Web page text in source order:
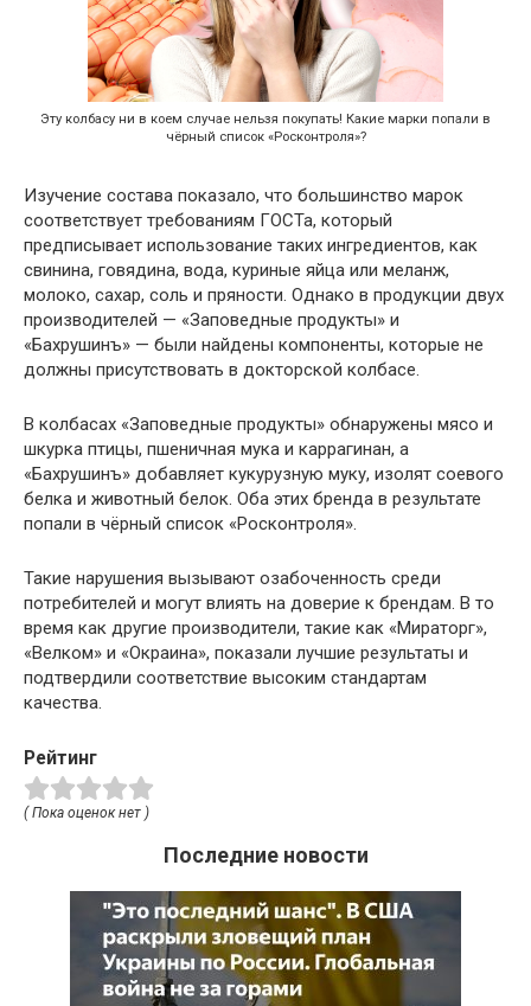
Эту колбасу ни в коем случае нельзя покупать! Какие марки попали в
чёрный список «Росконтроля»?
Изучение состава показало, что большинство марок
соответствует требованиям ГОСТа, который
предписывает использование таких ингредиентов, как
свинина, говядина, вода, куриные яйца или меланж,
молоко, сахар, соль и пряности. Однако в продукции двух
производителей — «Заповедные продукты» и
«Бахрушинъ» — были найдены компоненты, которые не
должны присутствовать в докторской колбасе.
В колбасах «Заповедные продукты» обнаружены мясо и
шкурка птицы, пшеничная мука и каррагинан, а
«Бахрушинъ» добавляет кукурузную муку, изолят соевого
белка и животный белок. Оба этих бренда в результате
попали в чёрный список «Росконтроля».
Такие нарушения вызывают озабоченность среди
потребителей и могут влиять на доверие к брендам. В то
время как другие производители, такие как «Мираторг»,
«Велком» и «Окраина», показали лучшие результаты и
подтвердили соответствие высоким стандартам
качества.
Рейтинг
( Пока оценок нет )
Последние новости